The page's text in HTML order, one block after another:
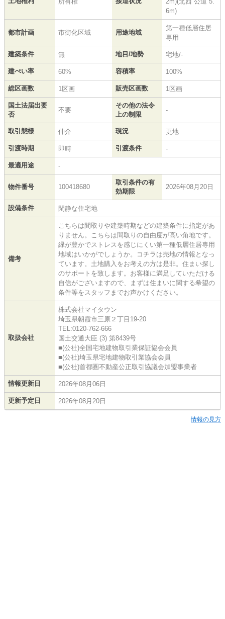
6m)
都市計画 市街化区域 用途地域
第一種低層住居
専用
建築条件 無 地目/地勢 宅地/-
建ぺい率 60% 容積率 100%
総区画数 1区画 販売区画数 1区画
国土法届出要
否
不要
その他の法令
上の制限
-
取引態様 仲介 現況 更地
引渡時期 即時 引渡条件 -
最適用途 -
物件番号 100418680
取引条件の有
効期限
2026年08月20日
設備条件 閑静な住宅地
備考
こちらは間取りや建築時期などの建築条件に指定があ
りません。こちらは間取りの自由度が高い角地です。
緑が豊かでストレスを感じにくい第一種低層住居専用
地域はいかがでしょうか。コチラは売地の情報となっ
ています。土地購入をお考えの方は是非。住まい探し
のサポートを致します。お客様に満足していただける
自信がございますので、まずは住まいに関する希望の
条件等をスタッフまでお声かけください。
取扱会社
株式会社マイタウン
埼玉県朝霞市三原２丁目19-20
TEL:0120-762-666
国土交通大臣 (3) 第8439号
■(公社)全国宅地建物取引業保証協会会員
■(公社)埼玉県宅地建物取引業協会会員
■(公社)首都圏不動産公正取引協議会加盟事業者
情報更新日 2026年08月06日
更新予定日 2026年08月20日
情報の見方